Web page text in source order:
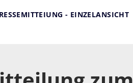
- EINZELANSICHT